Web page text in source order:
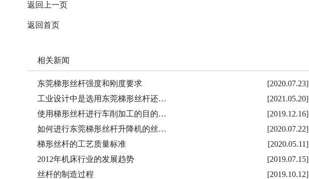
返回上一页
返回首页
相关新闻
[2020.07.23]
东莞梯形丝杆强度和刚度要求
[2021.05.20]
工业设计中是选用东莞梯形丝杆还…
[2019.12.16]
使用梯形丝杆进行车削加工的目的…
[2020.07.22]
如何进行东莞梯形丝杆升降机的丝…
[2020.05.11]
梯形丝杆的工艺质量标准
[2019.07.15]
2012年机床行业的发展趋势
[2019.10.12]
丝杆的制造过程